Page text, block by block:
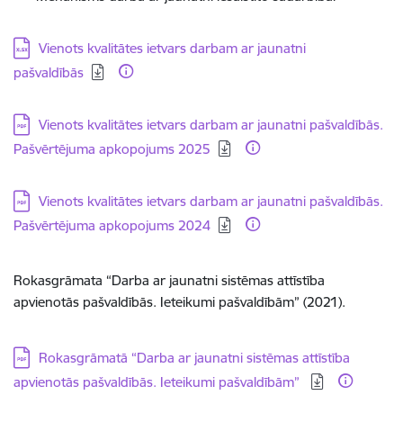
Lejupielādēt:
Vienots kvalitātes ietvars darbam ar jaunatni
pašvaldībās
Lejupielādēt:
Vienots kvalitātes ietvars darbam ar jaunatni pašvaldībās.
Pašvērtējuma apkopojums 2025
Lejupielādēt:
Vienots kvalitātes ietvars darbam ar jaunatni pašvaldībās.
Pašvērtējuma apkopojums 2024
Rokasgrāmata “Darba ar jaunatni sistēmas attīstība
apvienotās pašvaldībās. Ieteikumi pašvaldībām” (2021).
Lejupielādēt:
Rokasgrāmatā “Darba ar jaunatni sistēmas attīstība
apvienotās pašvaldībās. Ieteikumi pašvaldībām”